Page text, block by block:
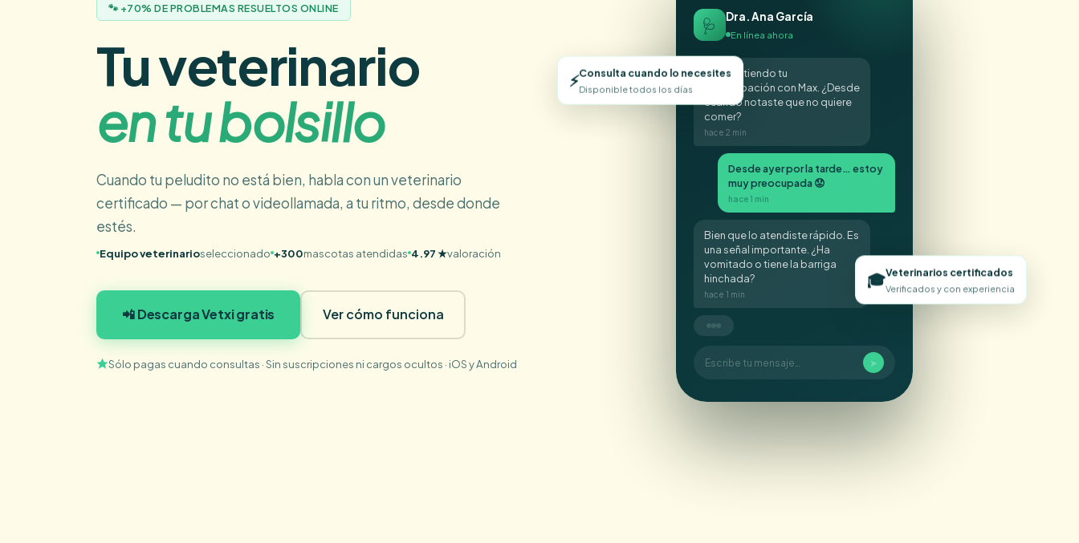
🐾 +70% DE PROBLEMAS RESUELTOS ONLINE
Tu veterinario
en tu bolsillo
Cuando tu peludito no está bien, habla con un veterinario
certificado — por chat o videollamada, a tu ritmo, desde donde
estés.
Equipo veterinarioseleccionado +300mascotas atendidas 4.97 ★valoración
📲 Descarga Vetxi gratis Ver cómo funciona
Sólo pagas cuando consultas · Sin suscripciones ni cargos ocultos · iOS y Android
🩺 Dra. Ana García
En línea ahora
Hola! Entiendo tu
preocupación con Max. ¿Desde
cuándo notaste que no quiere
comer?
hace 2 min
Desde ayer por la tarde… estoy
muy preocupada 😟
hace 1 min
Bien que lo atendiste rápido. Es
una señal importante. ¿Ha
vomitado o tiene la barriga
hinchada?
hace 1 min
Escribe tu mensaje… ➤
⚡Consulta cuando lo necesites
Disponible todos los días
🎓Veterinarios certificados
Verificados y con experiencia